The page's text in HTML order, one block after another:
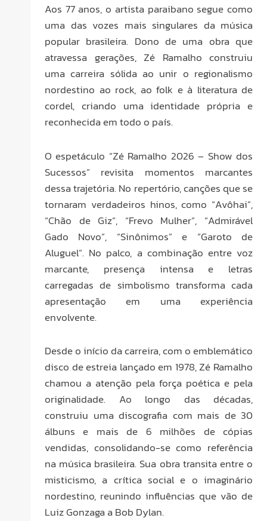
Aos 77 anos, o artista paraibano segue como
uma das vozes mais singulares da música
popular brasileira. Dono de uma obra que
atravessa gerações, Zé Ramalho construiu
uma carreira sólida ao unir o regionalismo
nordestino ao rock, ao folk e à literatura de
cordel, criando uma identidade própria e
reconhecida em todo o país.
O espetáculo “Zé Ramalho 2026 – Show dos
Sucessos” revisita momentos marcantes
dessa trajetória. No repertório, canções que se
tornaram verdadeiros hinos, como “Avôhai”,
“Chão de Giz”, “Frevo Mulher”, “Admirável
Gado Novo”, “Sinônimos” e “Garoto de
Aluguel”. No palco, a combinação entre voz
marcante, presença intensa e letras
carregadas de simbolismo transforma cada
apresentação em uma experiência
envolvente.
Desde o início da carreira, com o emblemático
disco de estreia lançado em 1978, Zé Ramalho
chamou a atenção pela força poética e pela
originalidade. Ao longo das décadas,
construiu uma discografia com mais de 30
álbuns e mais de 6 milhões de cópias
vendidas, consolidando-se como referência
na música brasileira. Sua obra transita entre o
misticismo, a crítica social e o imaginário
nordestino, reunindo influências que vão de
Luiz Gonzaga a Bob Dylan.